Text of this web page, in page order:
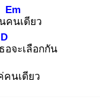
คน
Em
เดียว
อ
D
จะเลือกกัน
คนเดียว